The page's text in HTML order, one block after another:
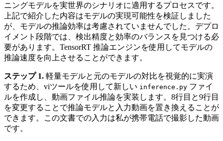
ニングモデルを実世界のシナリオに適用するプロセスです。
上記で紹介した内容はモデルの実現可能性を検証しました
が、モデルの推論効率は考慮されていませんでした。デプロ
イメント段階では、検出精度と効率のバランスを見つける必
要があります。TensorRT 推論エンジンを使用してモデルの
推論速度を向上させることができます。
ステップ 1. 軽量モデルと元のモデルの対比を視覚的に実演
するため、viツールを使用して新しい inference.py ファイ
ルを作成し、動画ファイル推論を実装します。8行目と9行目
を変更することで推論モデルと入力動画を置き換えることが
できます。この文書での入力は私が携帯電話で撮影した動画
です。